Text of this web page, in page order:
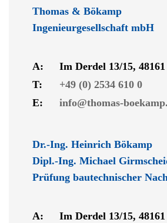
Thomas & Bökamp
Ingenieurgesellschaft mbH
A:
Im Derdel 13/15,
T:
+49 (0) 2534 610 0
E:
info@thomas-
Dr.-Ing. Heinrich Bökamp
Dipl.-Ing. Michael
Prüfung bautechnischer
A: Im Derdel 13/15,